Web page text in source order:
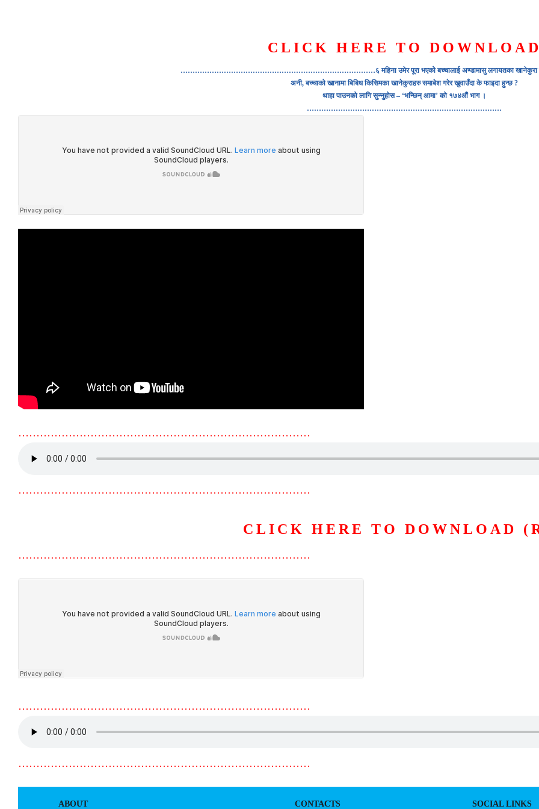
CLICK HERE TO
………………………………………………………………………६ महिना उमेर पूरा भएकोे बच्चालाई अण्डामासु लगायतका खानेकुरा के
अनी, बच्चाको खानामा बिबिध किसिमका खानेकुराहरु समाबेश गरेर खुवाउँदा के फाइदा हुन्छ ?
थाहा पाउनको लागि सुन्नुहोस – ‘भन्छिन् आमा’ को १७४औं भाग ।
………………………………………………………………………
………………………………………………………………………
………………………………………………………………………
CLICK HERE TO DOWNLOAD
………………………………………………………………………
………………………………………………………………………
………………………………………………………………………
ABOUT CONTACTS SOCIAL LINKS